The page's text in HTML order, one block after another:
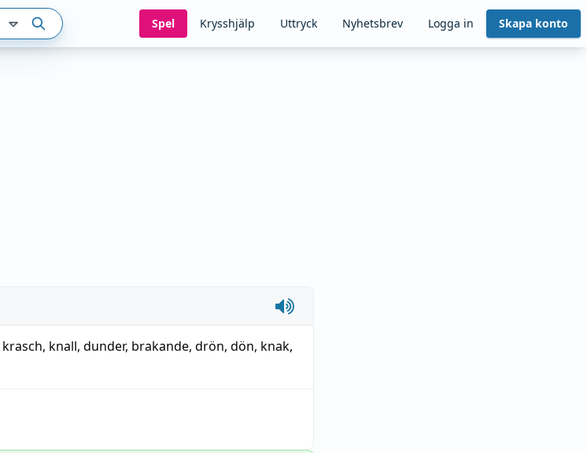
Spel Krysshjälp Uttryck Nyhetsbrev Logga in Skapa konto
krasch, knall, dunder, brakande, drön, dön, knak,